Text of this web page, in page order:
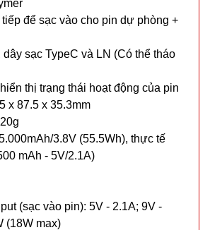
để sạc vào cho pin dự phòng +
sạc TypeC và LN (Có thể tháo
thị trạng thái hoạt động của pin
x 87.5 x 35.3mm
3.8V (55.5Wh), thực tế
mAh - 5V/2.1A)
(sạc vào pin): 5V - 2.1A; 9V -
(18W max)